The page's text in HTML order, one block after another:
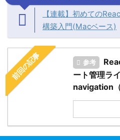
【連載】初めての
構築入門(Macベース)
前回の記事 参考
ート管理ラ
navigation